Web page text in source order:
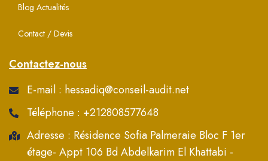
Blog Actualités
Contact / Devis
Contactez-nous
E-mail : hessadiq@conseil-audit.net
Téléphone : +212808577648
Adresse : Résidence Sofia Palmeraie Bloc F 1er
étage- Appt 106 Bd Abdelkarim El Khattabi -